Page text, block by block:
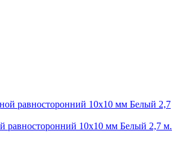
равносторонний 10х10 мм Белый 2,7 м.